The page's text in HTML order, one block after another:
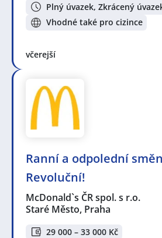
Plný úvazek, Zkrácený
Vhodné také pro cizince
včerejší
Ranní a odpolední
Revoluční!
McDonald`s ČR spol. s r.o.
Staré Město, Praha
29 000 – 33 000 Kč